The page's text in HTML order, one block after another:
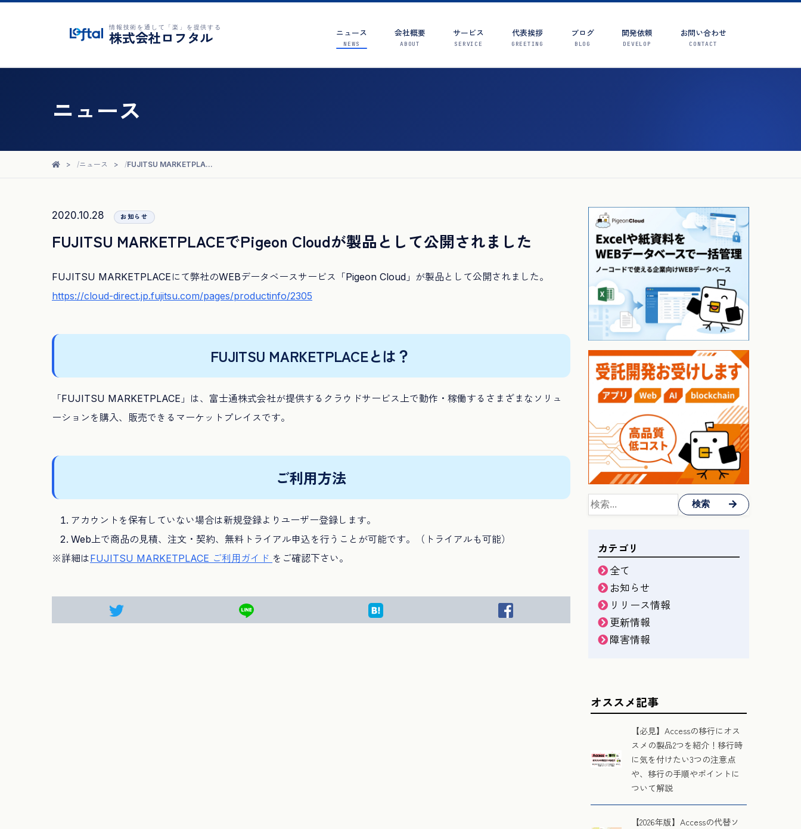
情報技術を通して「楽」を提供する
株式会社ロフタル ニュース
NEWS
会社概要
ABOUT
サービス
SERVICE
代表挨拶
GREETING
ブログ
BLOG
開発依頼
DEVELOP
お問い合わせ
CONTACT
ニュース
ニュース FUJITSU MARKETPLACEでPigeon Cloudが製品として公開されました
2020.10.28 お知らせ
FUJITSU MARKETPLACEでPigeon Cloudが製品として公開されました
FUJITSU MARKETPLACEにて弊社のWEBデータベースサービス「Pigeon Cloud」が製品として公開されました。
https://cloud-direct.jp.fujitsu.com/pages/productinfo/2305
FUJITSU MARKETPLACEとは？
「FUJITSU MARKETPLACE」は、富士通株式会社が提供するクラウドサービス上で動作・稼働するさまざまなソリュ
ーションを購入、販売できるマーケットプレイスです。
ご利用方法
アカウントを保有していない場合は新規登録よりユーザー登録します。
Web上で商品の見積、注文・契約、無料トライアル申込を行うことが可能です。（トライアルも可能）
※詳細はFUJITSU MARKETPLACE ご利用ガイド をご確認下さい。
検索
カテゴリ
全て
お知らせ
リリース情報
更新情報
障害情報
オススメ記事
【必見】Accessの移行にオス
スメの製品2つを紹介！移行時
に気を付けたい3つの注意点
や、移行の手順やポイントに
ついて解説
【2026年版】Accessの代替ソ